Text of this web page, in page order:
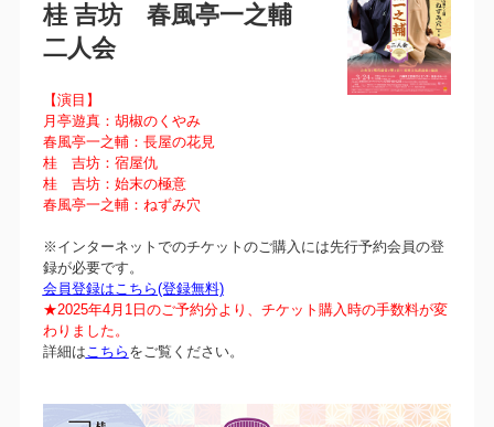
桂 吉坊 春風亭一之輔
二人会
【演目】
月亭遊真：胡椒のくやみ
春風亭一之輔：長屋の花見
桂 吉坊：宿屋仇
桂 吉坊：始末の極意
春風亭一之輔：ねずみ穴
※インターネットでのチケットのご購入には先行予約会員の登
録が必要です。
会員登録はこちら(登録無料)
★2025年4月1日のご予約分より、チケット購入時の手数料が変
わりました。
詳細はこちら をご覧ください。